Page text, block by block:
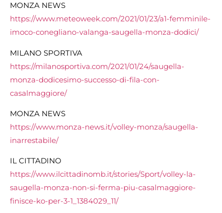
MONZA NEWS
https://www.meteoweek.com/2021/01/23/a1-femminile-
imoco-conegliano-valanga-saugella-monza-dodici/
MILANO SPORTIVA
https://milanosportiva.com/2021/01/24/saugella-
monza-dodicesimo-successo-di-fila-con-
casalmaggiore/
MONZA NEWS
https://www.monza-news.it/volley-monza/saugella-
inarrestabile/
IL CITTADINO
https://www.ilcittadinomb.it/stories/Sport/volley-la-
saugella-monza-non-si-ferma-piu-casalmaggiore-
finisce-ko-per-3-1_1384029_11/